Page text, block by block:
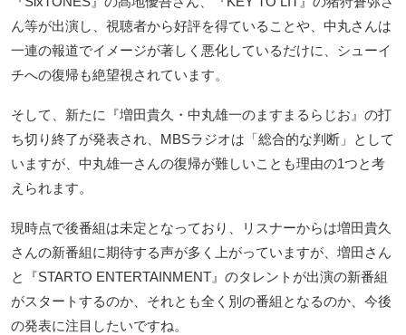
ん等が出演し、視聴者から好評を得ていることや、中丸さんは
一連の報道でイメージが著しく悪化しているだけに、シューイ
チへの復帰も絶望視されています。
そして、新たに『増田貴久・中丸雄一のますまるらじお』の打
ち切り終了が発表され、MBSラジオは「総合的な判断」として
いますが、中丸雄一さんの復帰が難しいことも理由の1つと考
えられます。
現時点で後番組は未定となっており、リスナーからは増田貴久
さんの新番組に期待する声が多く上がっていますが、増田さん
と『STARTO ENTERTAINMENT』のタレントが出演の新番組
がスタートするのか、それとも全く別の番組となるのか、今後
の発表に注目したいですね。